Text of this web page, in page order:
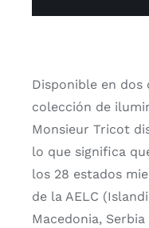
Disponible en
colección de
Monsieur Tricot
lo que significa
los 28 estados
de la AELC
Macedonia,